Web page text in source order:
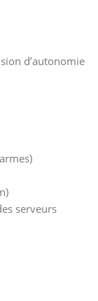
d’autonomie
serveurs